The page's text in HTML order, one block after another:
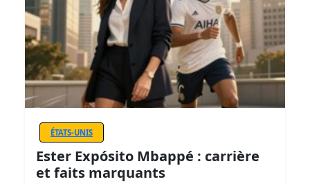
ÉTATS-UNIS
Ester Expósito Mbappé : carrière
et faits marquants